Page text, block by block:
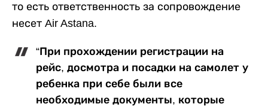
то есть ответственность за сопровождение
несет Air Astana.
“При прохождении регистрации на
рейс, досмотра и посадки на самолет у
ребенка при себе были все
необходимые документы, которые